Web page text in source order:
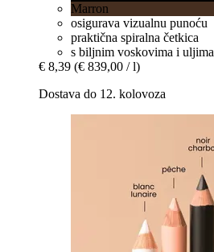
Marron
osigurava vizualnu punoću
praktična spiralna četkica
s biljnim voskovima i uljima
€ 8,39 (€ 839,00 / l)
Dostava do 12. kolovoza